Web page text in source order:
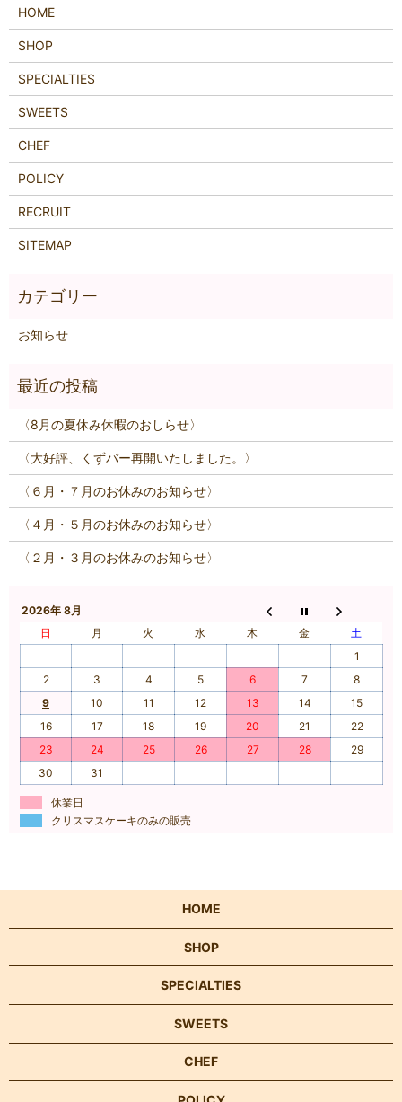
HOME
SHOP
SPECIALTIES
SWEETS
CHEF
POLICY
RECRUIT
SITEMAP
お知らせ
〈8月の夏休み休暇のおしらせ〉
〈大好評、くずバー再開いたしました。〉
〈６月・７月のお休みのお知らせ〉
〈４月・５月のお休みのお知らせ〉
〈２月・３月のお休みのお知らせ〉
2026年 8月
日
月 火 水 木 金
土
1
2
3 4 5 6 7
8
9
10 11 12 13 14
15
16
17 18 19 20 21
22
23
24 25 26 27 28
29
30
31
休業日
クリスマスケーキのみの販売
HOME
SHOP
SPECIALTIES
SWEETS
CHEF